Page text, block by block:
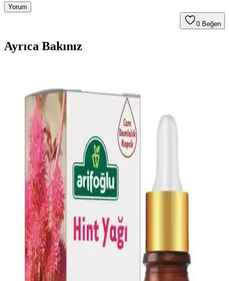
Yorum
0 Beğen
Ayrıca Bakınız
Trendleri
2024 yılında doğal ve bakım kolaylığı sağlayan saç stilleri ön planda
olacak. Trendler henüz net olmasa da, kişisel stil ve moda
gelişmeleri doğrultusunda seçimler yapılabilir.
Dr.C.Tuna Çay Ağacı Yağlı Sos Serumu: Çok Yönlü
Doğal Cilt ve Saç Bakım Ürünü
Doğal içerikli Dr.C.Tuna Çay Ağacı Yağlı Sos Serumu, cilt ve saç
derisi sorunlarına karşı çok yönlü kullanım sağlar, ferahlatıcı etkisi
ve hızlı sonuçlarıyla öne çıkar.
AVIDERM Lavanta Yağ Spreyi: Doğal ve Etkili Saç
Bakım Çözümü
AVIDERM lavanta yağı spreyi, doğal içeriklerle saçlara hafiflik,
parlaklık ve hoş koku kazandırır. Suya dayanıklı formülüyle tüm saç
tipleriyle uyum sağlar, saç derisini rahatlatır ve günlük bakımda
pratik kullanım sunar.